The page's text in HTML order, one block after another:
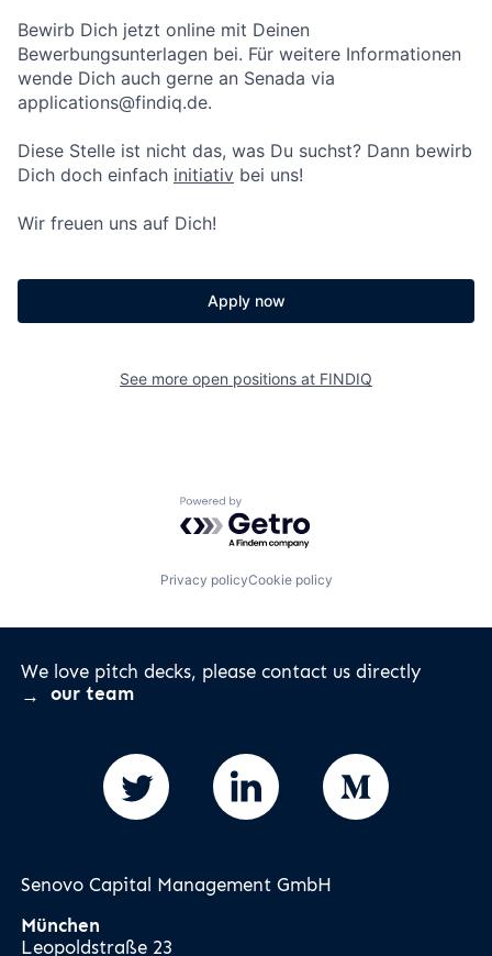
Bewirb Dich jetzt online mit Deinen
Bewerbungsunterlagen bei. Für weitere Informationen
wende Dich auch gerne an Senada via
applications@findiq.de.
Diese Stelle ist nicht das, was Du suchst? Dann bewirb
Dich doch einfach initiativ bei uns!
Wir freuen uns auf Dich!
Apply now
See more open positions at FINDIQ
Powered by Getro.com
Privacy policyCookie policy
We love pitch decks, please contact us directly
our team
Senovo Capital Management GmbH
München
Leopoldstraße 23